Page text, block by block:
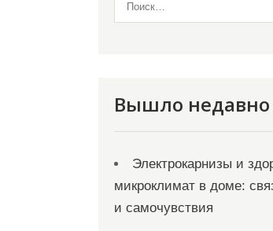
Вышло недавно
Электрокарнизы и
микроклимат в доме:
и самочувствия